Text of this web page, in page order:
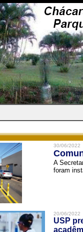
30/06/2022
A
foram
20/06/2022
USP